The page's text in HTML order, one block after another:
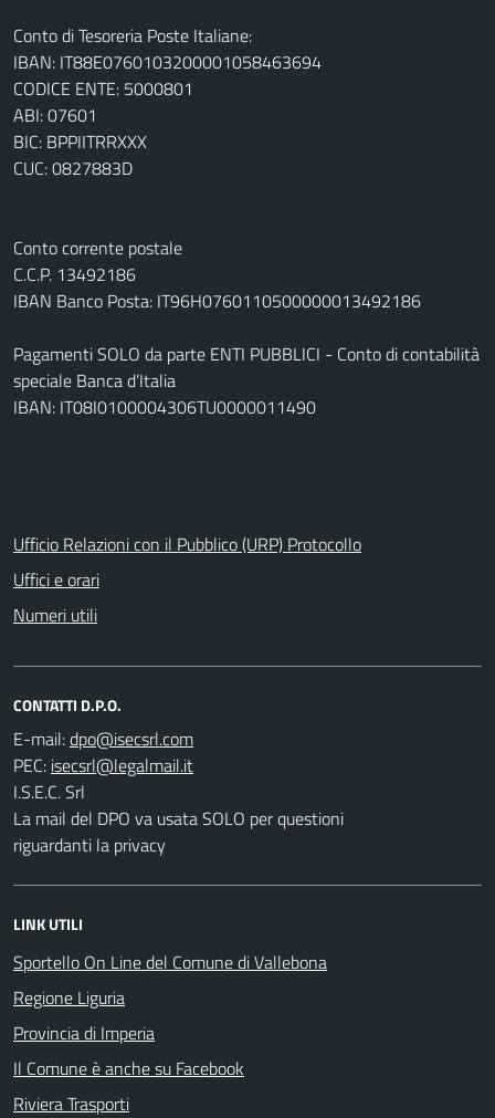
Conto di Tesoreria Poste Italiane:
IBAN: IT88E0760103200001058463694
CODICE ENTE: 5000801
ABI: 07601
BIC: BPPIITRRXXX
CUC: 0827883D
Conto corrente postale
C.C.P. 13492186
IBAN Banco Posta: IT96H0760110500000013492186
Pagamenti SOLO da parte ENTI PUBBLICI - Conto di contabilità
speciale Banca d’Italia
IBAN: IT08I0100004306TU0000011490
Ufficio Relazioni con il Pubblico (URP) Protocollo
Uffici e orari
Numeri utili
CONTATTI D.P.O.
E-mail:
PEC:
I.S.E.C. Srl
La mail del DPO va usata SOLO per questioni
riguardanti la privacy
LINK UTILI
Sportello On Line del Comune di Vallebona
Regione Liguria
Provincia di Imperia
Il Comune è anche su Facebook
Riviera Trasporti